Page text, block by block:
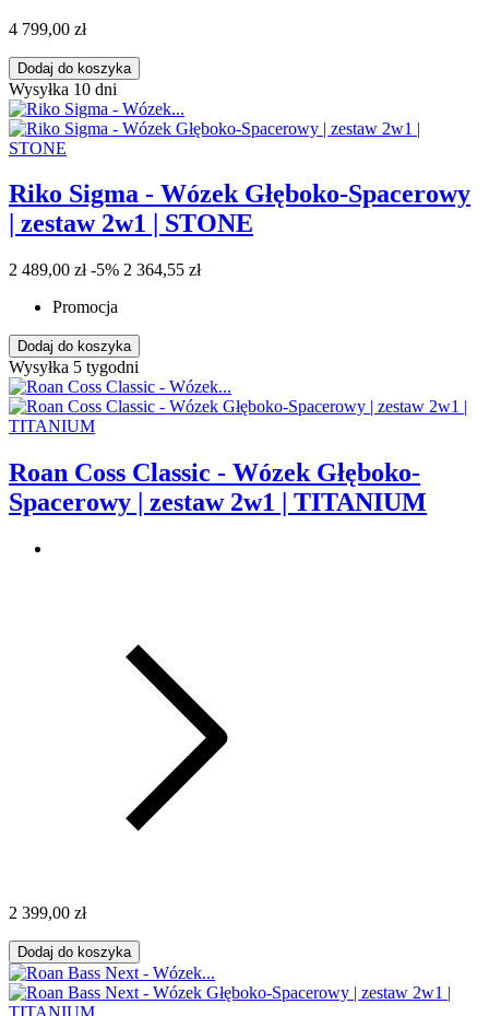
4 799,00 zł
Dodaj do koszyka
Wysyłka 10 dni
Riko Sigma - Wózek Głęboko-Spacerowy
| zestaw 2w1 | STONE
2 489,00 zł -5% 2 364,55 zł
Promocja
Dodaj do koszyka
Wysyłka 5 tygodni
Roan Coss Classic - Wózek Głęboko-
Spacerowy | zestaw 2w1 | TITANIUM
2 399,00 zł
Dodaj do koszyka